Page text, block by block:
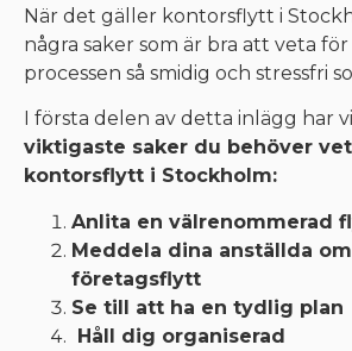
När det gäller kontorsflytt i
några saker som är bra att veta
processen så smidig och stressfri
I första delen av detta inlägg har
viktigaste saker du behöver
kontorsflytt i Stockholm:
Anlita en välrenommerad
Meddela dina anställda
företagsflytt
Se till att ha en tydlig plan
Håll dig organiserad